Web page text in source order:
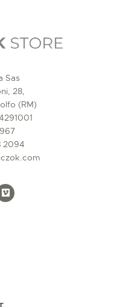
Sas
28,
(RM)
2094